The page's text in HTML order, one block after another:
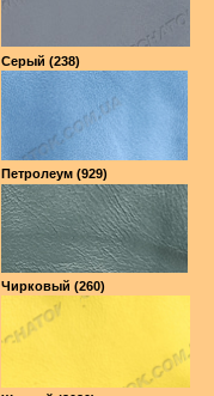
Серый (238)
Петролеум (929)
Чирковый (260)